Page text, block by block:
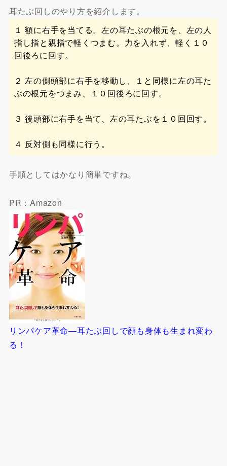
耳たぶ回しのやり方を紹介します。
１ 額に右手を当てる。左の耳たぶの根元を、左の人
指し指と親指で軽くつまむ。力を入れず、軽く１０
回後ろに回す。
２ 左の側頭部に右手を移動し、１と同様に左の耳た
ぶの根元をつまみ、１０回後ろに回す。
３ 後頭部に右手を当て、左の耳たぶを１０回回す。
４ 反対側も同様に行う。
手順としてはかなり簡単ですね。
PR：Amazon
リンパケア革命―耳たぶ回しで顔も身体も生まれ変わ
る！